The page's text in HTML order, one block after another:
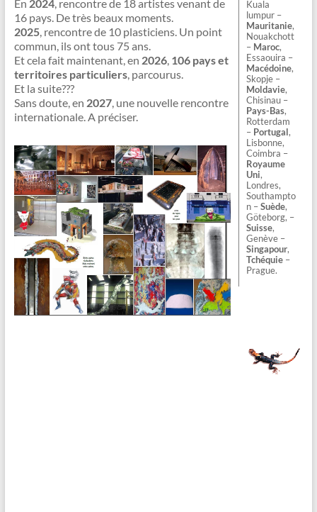
Kuala
lumpur –
Mauritanie,
Nouakchott
– Maroc,
Essaouira –
Macédoine,
Skopje –
Moldavie,
Chisinau –
Pays-Bas,
Rotterdam
– Portugal,
Lisbonne,
Coimbra –
Royaume
Uni,
Londres,
Southampto
n –Suède,
Göteborg, –
Suisse,
Genève –
Singapour,
Tchéquie–
Prague.
En 2024, rencontre de 18 artistes venant de
16 pays. De très beaux moments.
2025, rencontre de 10 plasticiens. Un point
commun, ils ont tous 75 ans.
Et cela fait maintenant, en 2026, 106 pays et
territoires particuliers, parcourus.
Et la suite???
Sans doute, en 2027, une nouvelle rencontre
internationale. A préciser.